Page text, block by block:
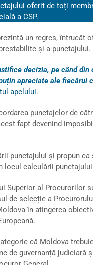
oferit de toți
a CSP.
un regres, întrucât
și a punctajului.
decizia, pe când
apreciate ale fiecărui
apelului.
punctajelor de
fapt devenind
punctajului și propun ca
locul calculării
Superior al Procurorilor
de selecție a
în atingerea
că Moldova
de guvernanță judiciară